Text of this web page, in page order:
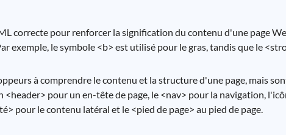
correcte pour renforcer la signification du contenu d'une page
exemple, le symbole <b> est utilisé pour le gras, tandis que le
à comprendre le contenu et la structure d'une page, mais
pour un en-tête de page, le <nav> pour la navigation,
pour le contenu latéral et le <pied de page> au pied de page.